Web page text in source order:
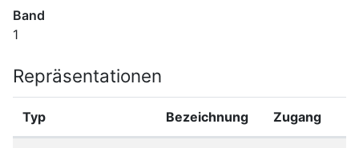
Band
1
Repräsentationen
Typ Bezeichnung Zugang